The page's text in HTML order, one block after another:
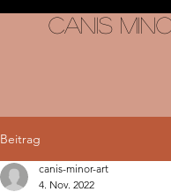
Canis
Beitrag
canis-minor-art
4. Nov. 2022